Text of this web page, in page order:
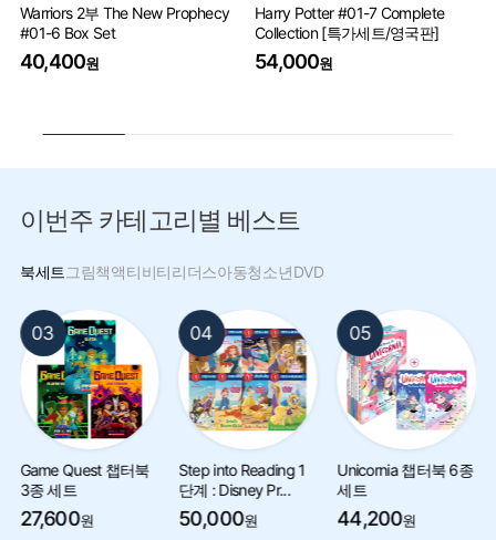
Warriors 2부 The New Prophecy
#01-6 Box Set
40,400원
Harry Potter #01-7 Complete
Collection [특가세트/영국판]
54,000원
이번주 카테고리별 베스트
북세트 그림책액티비티리더스아동청소년DVD
03
Game Quest 챕터북
3종 세트
27,600원
04
Step into Reading 1
단계 : Disney Pr...
50,000원
05
Unicornia 챕터북 6종
세트
44,200원